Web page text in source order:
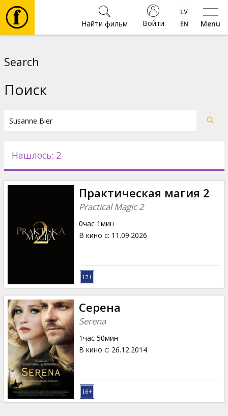
Menu
Войти
Найти фильм
Новости
Кинозакуски
Клуб
Search
Поиск
Нашлось: 2
Практическая магия 2
Practical Magic 2
0час 1мин
В кино с: 11.09.2026
Серена
Serena
1час 50мин
В кино с: 26.12.2014